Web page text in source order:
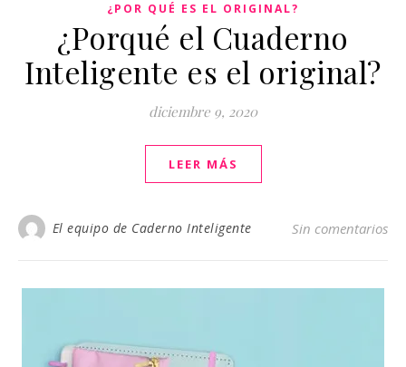
¿POR QUÉ ES EL ORIGINAL?
¿Porqué el Cuaderno
Inteligente es el original?
diciembre 9, 2020
LEER MÁS
El equipo de Caderno Inteligente Sin comentarios